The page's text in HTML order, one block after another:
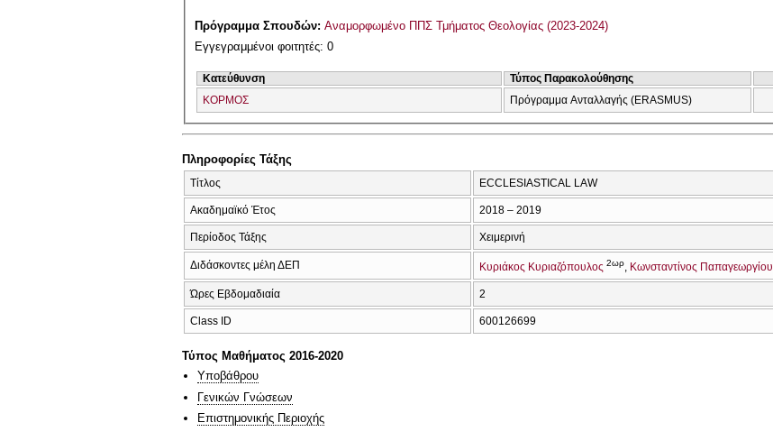
Πρόγραμμα Σπουδών:
Αναμορφωμένο ΠΠΣ Τμήματος Θεολογίας (2023-2024)
Εγγεγραμμένοι φοιτητές: 0
Κατεύθυνση Τύπος Παρακολούθησης
ΚΟΡΜΟΣ
Πρόγραμμα Ανταλλαγής (ERASMUS)
Πληροφορίες Τάξης
Τίτλος ECCLESIASTICAL LAW
Ακαδημαϊκό Έτος 2018 – 2019
Περίοδος Τάξης Χειμερινή
Διδάσκοντες μέλη ΔΕΠ Κυριάκος Κυριαζόπουλος 2ωρ Κωνσταντίνος Παπαγεωργίου
Ώρες Εβδομαδιαία 2
Class ID 600126699
Τύπος Μαθήματος 2016-2020
Υποβάθρου
Γενικών Γνώσεων
Επιστημονικής Περιοχής